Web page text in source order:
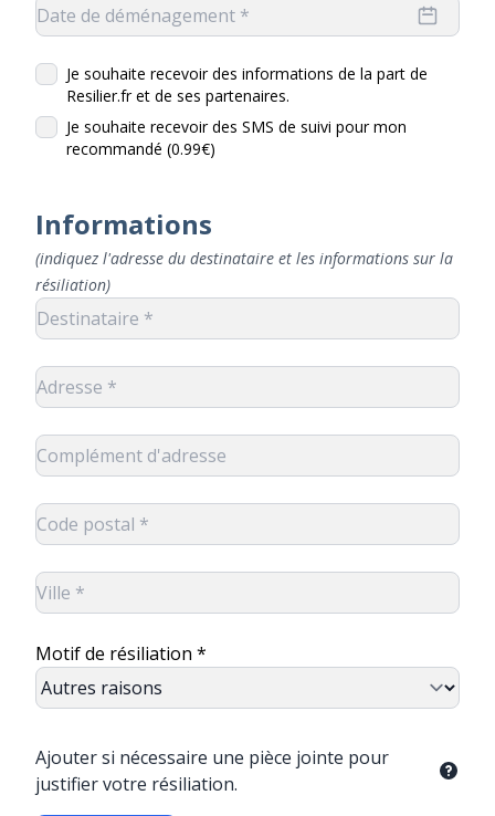
Je souhaite recevoir des informations de la part de
Resilier.fr et de ses partenaires.
Je souhaite recevoir des SMS de suivi pour mon
recommandé (0.99€)
Informations
(indiquez l'adresse du destinataire et les informations sur la
résiliation)
Motif de résiliation *
Ajouter si nécessaire une pièce jointe pour
justifier votre résiliation.